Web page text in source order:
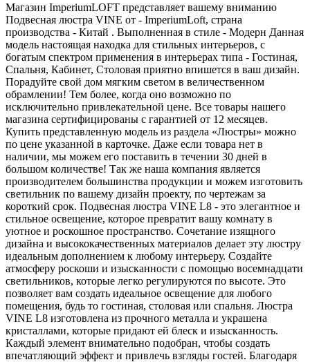
Магазин ImperiumLOFT представляет вашему вниманию
Подвесная люстра VINE от - ImperiumLoft, страна
производства - Китай . Выполненная в стиле - Модерн Данная
модель настоящая находка для стильных интерьеров, с
богатым спектром применения в интерьерах типа - Гостиная,
Спальня, Кабинет, Столовая приятно впишется в ваш дизайн.
Порадуйте свой дом мягким светом в величественном
обрамлении! Тем более, когда оно возможно по
исключительно привлекательной цене. Все товары нашего
магазина сертифицированы с гарантией от 12 месяцев.
Купить представленную модель из раздела «Люстры» можно
по цене указанной в карточке. Даже если товара нет в
наличии, мы можем его поставить в течении 30 дней в
большом количестве! Так же наша компания является
производителем большинства продукции и можем изготовить
светильник по вашему дизайн проекту, по чертежам за
короткий срок. Подвесная люстра VINE L8 - это элегантное и
стильное освещение, которое превратит вашу комнату в
уютное и роскошное пространство. Сочетание изящного
дизайна и высококачественных материалов делает эту люстру
идеальным дополнением к любому интерьеру. Создайте
атмосферу роскоши и изысканности с помощью восемнадцати
светильников, которые легко регулируются по высоте. Это
позволяет вам создать идеальное освещение для любого
помещения, будь то гостиная, столовая или спальня. Люстра
VINE L8 изготовлена из прочного металла и украшена
кристаллами, которые придают ей блеск и изысканность.
Каждый элемент внимательно подобран, чтобы создать
впечатляющий эффект и привлечь взгляды гостей. Благодаря